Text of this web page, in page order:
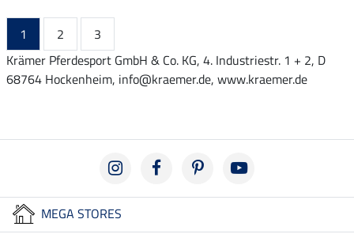
1 2
3
Krämer Pferdesport GmbH & Co. KG, 4. Industriestr. 1 + 2, D
68764 Hockenheim, info@kraemer.de, www.kraemer.de
MEGA STORES